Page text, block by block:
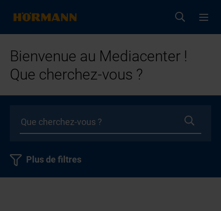
Bienvenue au Mediacenter !
Que cherchez-vous ?
Plus de filtres